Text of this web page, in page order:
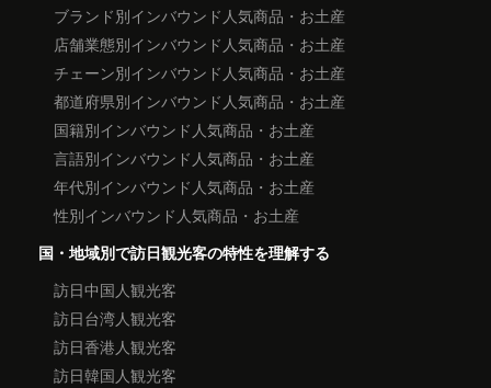
ブランド別インバウンド人気商品・お土産
店舗業態別インバウンド人気商品・お土産
チェーン別インバウンド人気商品・お土産
都道府県別インバウンド人気商品・お土産
国籍別インバウンド人気商品・お土産
言語別インバウンド人気商品・お土産
年代別インバウンド人気商品・お土産
性別インバウンド人気商品・お土産
国・地域別で訪日観光客の特性を理解する
訪日中国人観光客
訪日台湾人観光客
訪日香港人観光客
訪日韓国人観光客